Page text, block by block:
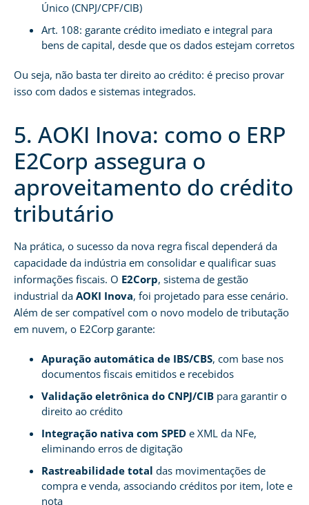
Único (CNPJ/CPF/CIB)
Art. 108: garante crédito imediato e integral para
bens de capital, desde que os dados estejam corretos
Ou seja, não basta ter direito ao crédito: é preciso provar
isso com dados e sistemas integrados.
5. AOKI Inova: como o ERP
E2Corp assegura o
aproveitamento do crédito
tributário
Na prática, o sucesso da nova regra fiscal dependerá da
capacidade da indústria em consolidar e qualificar suas
informações fiscais. O E2Corp, sistema de gestão
industrial da AOKI Inova, foi projetado para esse cenário.
Além de ser compatível com o novo modelo de tributação
em nuvem, o E2Corp garante:
Apuração automática de IBS/CBS, com base nos
documentos fiscais emitidos e recebidos
Validação eletrônica do CNPJ/CIB para garantir o
direito ao crédito
Integração nativa com SPED e XML da NFe,
eliminando erros de digitação
Rastreabilidade total das movimentações de
compra e venda, associando créditos por item, lote e
nota